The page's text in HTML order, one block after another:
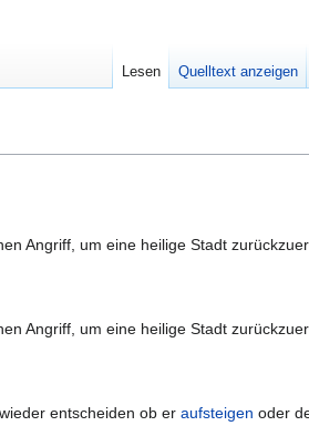
Angriff, um eine heilige Stadt
Angriff, um eine heilige Stadt
entscheiden ob eraufsteigen oder
Lesen Quelltext anzeigen